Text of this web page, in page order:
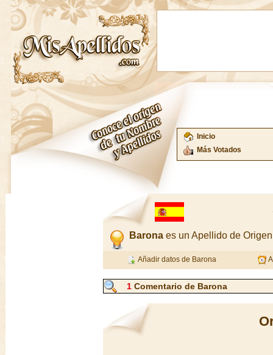
Inicio
Más Votados
Barona es un Apellido de
Añadir datos de Barona
1 Comentario de Barona